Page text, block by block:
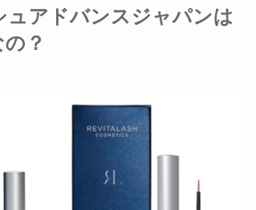
ュアドバンスジャパンは
？